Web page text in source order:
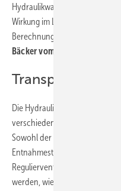
Hydraulikwand wird jedoch
Wirkung im Leitungsnetz
Berechnungen ableiten zu
Bäcker vom Technologie-
Transparenz für
Die Hydraulikwand schafft
verschiedene
Sowohl der Versorgungsdruck
Entnahmestellen lassen sich
Regulierventilen können
werden, wie etwa die